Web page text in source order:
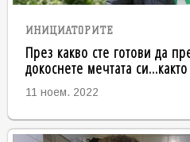
ИНИЦИАТОРИТЕ
През какво сте готови да
докоснете мечтата
11 ноем. 2022